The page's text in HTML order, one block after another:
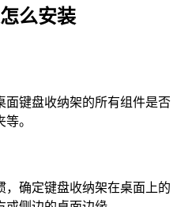
么安装
键盘收纳架的所有组件是否
。
确定键盘收纳架在桌面上的